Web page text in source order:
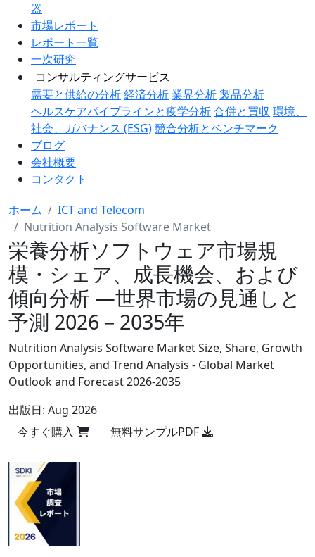
器
市場レポート
レポート一覧
一次研究
コンサルティングサービス
需要と供給の分析経済分析業界分析製品分析
ヘルスケアパイプラインと疫学分析合併と買収 環境、
社会、ガバナンス (ESG)競合分析とベンチマーク
ブログ
会社概要
コンタクト
ホーム
ICT and Telecom
Nutrition Analysis Software Market
栄養分析ソフトウェア市場規
模・シェア、成長機会、および
傾向分析 ―世界市場の見通しと
予測 2026－2035年
Nutrition Analysis Software Market Size, Share, Growth
Opportunities, and Trend Analysis - Global Market
Outlook and Forecast 2026-2035
出版日: Aug 2026
今すぐ購入
無料サンプルPDF